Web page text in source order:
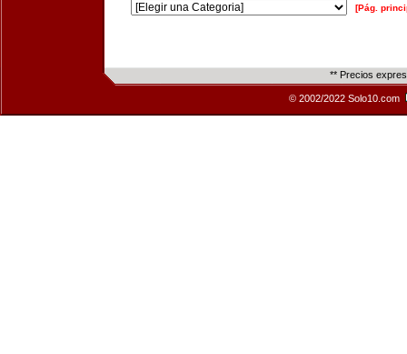
[Pág.
** Precios
© 2002/2022 Solo10.com